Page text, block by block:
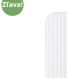
Zľava!